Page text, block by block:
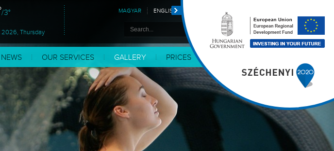
NEWS OUR SERVICES GALLERY PRICES
/3°
Thursday
MAGYAR ENGLISH POLSKI